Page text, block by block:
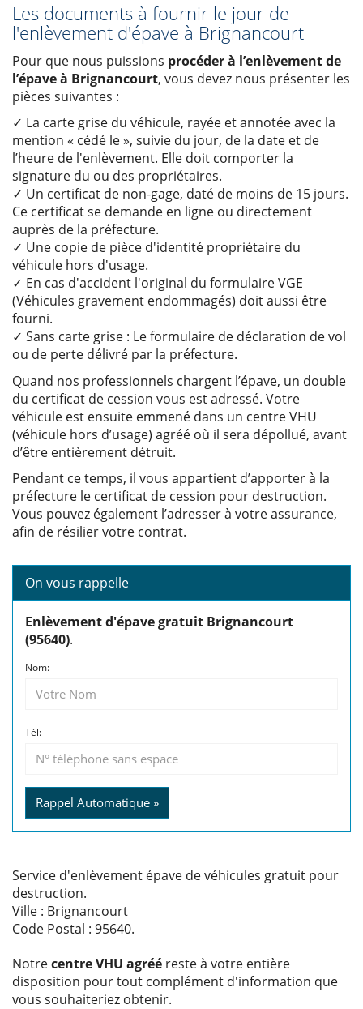
Les documents à fournir le jour de
l'enlèvement d'épave à Brignancourt
Pour que nous puissions procéder à l’enlèvement de
l’épave à Brignancourt, vous devez nous présenter les
pièces suivantes :
✓ La carte grise du véhicule, rayée et annotée avec la
mention « cédé le », suivie du jour, de la date et de
l’heure de l'enlèvement. Elle doit comporter la
signature du ou des propriétaires.
✓ Un certificat de non-gage, daté de moins de 15 jours.
Ce certificat se demande en ligne ou directement
auprès de la préfecture.
✓ Une copie de pièce d'identité propriétaire du
véhicule hors d'usage.
✓ En cas d'accident l'original du formulaire VGE
(Véhicules gravement endommagés) doit aussi être
fourni.
✓ Sans carte grise : Le formulaire de déclaration de vol
ou de perte délivré par la préfecture.
Quand nos professionnels chargent l’épave, un double
du certificat de cession vous est adressé. Votre
véhicule est ensuite emmené dans un centre VHU
(véhicule hors d’usage) agréé où il sera dépollué, avant
d’être entièrement détruit.
Pendant ce temps, il vous appartient d’apporter à la
préfecture le certificat de cession pour destruction.
Vous pouvez également l’adresser à votre assurance,
afin de résilier votre contrat.
On vous rappelle
Enlèvement d'épave gratuit Brignancourt
(95640).
Nom:
Tél:
Rappel Automatique »
Service d'enlèvement épave de véhicules gratuit pour
destruction.
Ville : Brignancourt
Code Postal : 95640.
Notrecentre VHU agréé reste à votre entière
disposition pour tout complément d'information que
vous souhaiteriez obtenir.